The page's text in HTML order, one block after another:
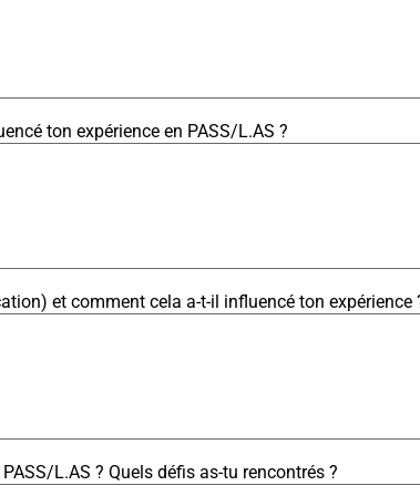
ton expérience en PASS/L.AS ?
et comment cela a-t-il influencé ton expérience
L.AS ? Quels défis as-tu rencontrés ?